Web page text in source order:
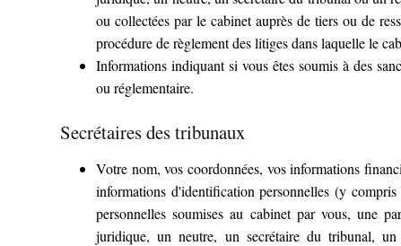
ou collectées par le cabinet auprès de tiers ou de
procédure de règlement des litiges dans laquelle le
Informations indiquant si vous êtes soumis à des
ou réglementaire.
Secrétaires des tribunaux
Votre nom, vos coordonnées, vos informations
informations d'identification personnelles (y
personnelles soumises au cabinet par vous, une
juridique, un neutre, un secrétaire du tribunal,